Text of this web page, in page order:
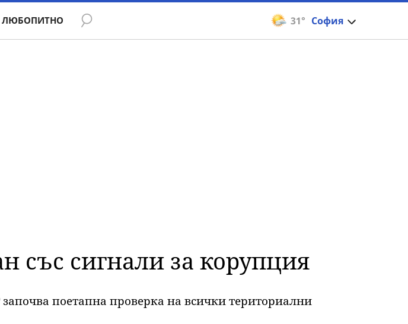
31° София
ЛЮБОПИТНО
със сигнали за корупция
поетапна проверка на всички териториални